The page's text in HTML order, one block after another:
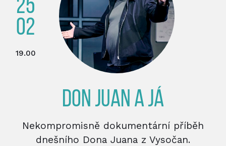
25
02
19.00
DON JUAN A JÁ
Nekompromisně dokumentární příběh
dnešního Dona Juana z Vysočan.